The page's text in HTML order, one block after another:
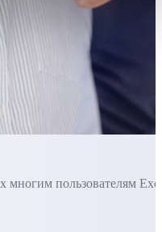
многим пользователям